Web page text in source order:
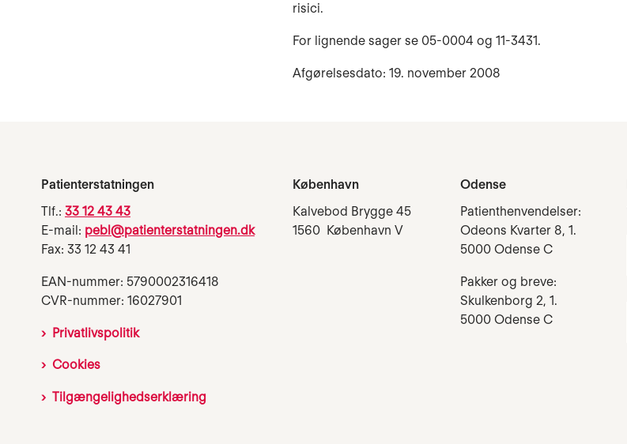
risici.
For lignende sager se 05-0004 og 11-3431.
Afgørelsesdato: 19. november 2008
Patienterstatningen
Tlf.: 33 12 43 43
E-mail: pebl@patienterstatningen.dk
Fax: 33 12 43 41
EAN-nummer: 5790002316418
CVR-nummer: 16027901
Privatlivspolitik
Cookies
Tilgængelighedserklæring
København
Kalvebod Brygge 45
1560 København V
Odense
Patienthenvendelser:
Odeons Kvarter 8, 1.
5000 Odense C
Pakker og breve:
Skulkenborg 2, 1.
5000 Odense C